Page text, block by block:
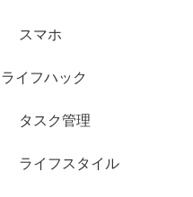
スマホ
ライフハック
タスク管理
ライフスタイル